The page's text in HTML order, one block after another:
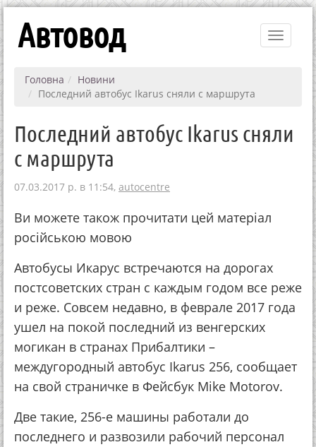
Toggle
Автовод
Головна
Новини
Последний автобус Ikarus сняли с маршрута
Последний автобус Ikarus сняли
с маршрута
07.03.2017 р. в 11:54, autocentre
Ви можете також прочитати цей матеріал
російською мовою
Автобусы Икарус встречаются на дорогах
постсоветских стран с каждым годом все реже
и реже. Совсем недавно, в феврале 2017 года
ушел на покой последний из венгерских
могикан в странах Прибалтики –
междугородный автобус Ikarus 256, сообщает
на свой страничке в Фейсбук Mike Motorov.
Две такие, 256-е машины работали до
последнего и развозили рабочий персонал